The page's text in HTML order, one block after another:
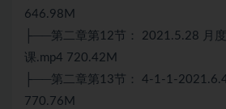
646.98M
├──第二章第12节： 2021.5.28 月
课.mp4 720.42M
├──第二章第13节： 4-1-1-
770.76M